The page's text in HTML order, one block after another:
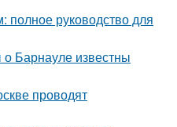
полное руководство для
Барнауле известны
проводят